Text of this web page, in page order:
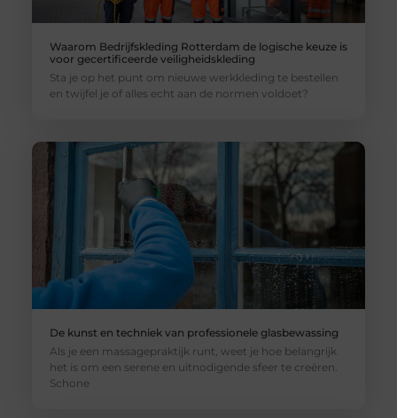
Waarom Bedrijfskleding Rotterdam de logische keuze is
voor gecertificeerde veiligheidskleding
Sta je op het punt om nieuwe werkkleding te bestellen
en twijfel je of alles echt aan de normen voldoet?
De kunst en techniek van professionele glasbewassing
Als je een massagepraktijk runt, weet je hoe belangrijk
het is om een serene en uitnodigende sfeer te creëren.
Schone